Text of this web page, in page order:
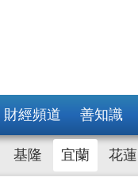
財經頻道 善知識
基隆 宜蘭 花蓮